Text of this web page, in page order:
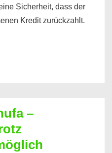
Sicherheit, dass der
Kredit zurückzahlt.
–